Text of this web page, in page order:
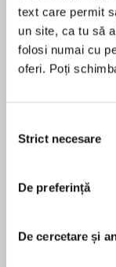
text care permit
un site, ca tu să
folosi numai cu
oferi. Poți
consimțământului
Strict necesare
De preferință
De cercetare și
Despre
Volumul al 6-
din literatura
africane,
povestea lui
În acest